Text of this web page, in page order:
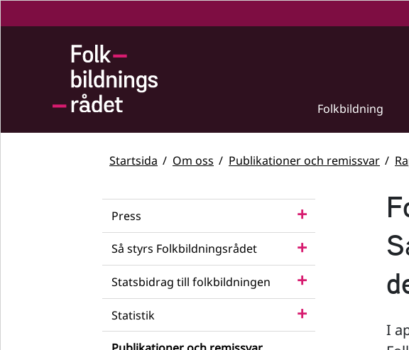
Folkbildning
Startsida Om oss Publikationer och remissvar
Press
Så styrs Folkbildningsrådet
Statsbidrag till folkbildningen
Statistik
I